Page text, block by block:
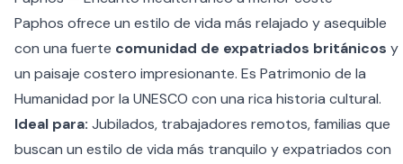
Paphos ofrece un estilo de vida más relajado y asequible
con una fuerte comunidad de expatriados británicos y
un paisaje costero impresionante. Es Patrimonio de la
Humanidad por la UNESCO con una rica historia cultural.
Ideal para: Jubilados, trabajadores remotos, familias que
buscan un estilo de vida más tranquilo y expatriados con